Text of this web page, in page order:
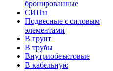
бронированные
СИПы
Подвесные с силовым
элементами
В грунт
В трубы
Внутриобеъктовые
В кабельную